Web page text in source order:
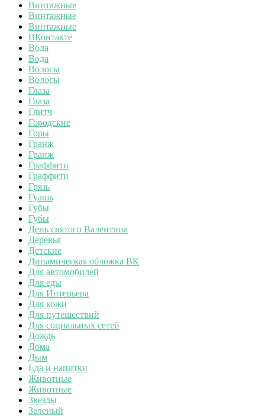
Винтажные
Винтажные
Винтажные
ВКонтакте
Вода
Вода
Волосы
Волосы
Глаза
Глаза
Глитч
Городские
Горы
Гранж
Гранж
Граффити
Граффити
Грязь
Гуашь
Губы
Губы
День святого Валентина
Деревья
Детские
Динамическая обложка ВК
Для автомобилей
Для еды
Для Интерьера
Для кожи
Для путешествий
Для социальных сетей
Дождь
Дома
Дым
Еда и напитки
Животные
Животные
Звезды
Зеленый